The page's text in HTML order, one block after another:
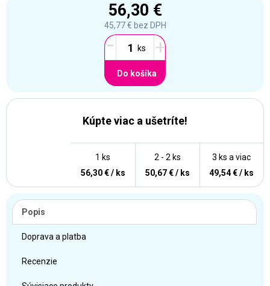
56,30 €
45,77 € bez DPH
- +
Do košíka
Kúpte viac a ušetríte!
3 ks a viac
49,54 € / ks
2 - 2 ks
50,67 € / ks
1 ks
56,30 € / ks
Popis
Doprava a platba
Recenzie